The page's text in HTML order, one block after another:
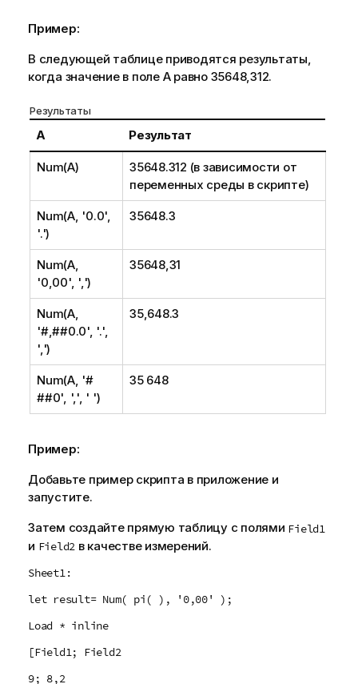
Пример:
В следующей таблице приводятся результаты,
когда значение в поле Aравно 35648,312.
Результаты
A Результат
Num(A)
35648.312 (в зависимости от
переменных среды в скрипте)
Num(A, '0.0',
'.')
35648.3
Num(A,
'0,00', ',')
35648,31
Num(A,
'#,##0.0', '.',
',')
35,648.3
Num(A, '#
##0', ',', ' ')
35 648
Пример:
Добавьте пример скрипта в приложение и
запустите.
Затем создайте прямую таблицу с полями Field1
и Field2 в качестве измерений.
Sheet1:
let result= Num( pi( ), '0,00' );
Load * inline
[Field1; Field2
9; 8,2